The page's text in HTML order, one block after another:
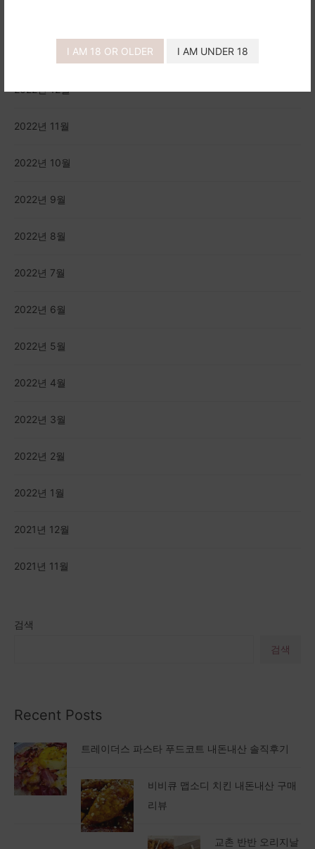
I AM 18 OR OLDER I AM UNDER 18
검색
검색
Recent Posts
트레이더스 파스타 푸드코트 내돈내산 솔직후기
비비큐 맵소디 치킨 내돈내산 구매
리뷰
교촌 반반 오리지날
2022년 12월
2022년 11월
2022년 10월
2022년 9월
2022년 8월
2022년 7월
2022년 6월
2022년 5월
2022년 4월
2022년 3월
2022년 2월
2022년 1월
2021년 12월
2021년 11월